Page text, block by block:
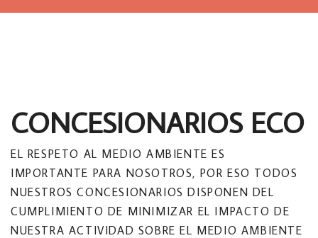
CONCESIONARIOS ECO
EL RESPETO AL MEDIO AMBIENTE ES
IMPORTANTE PARA NOSOTROS, POR ESO TODOS
NUESTROS CONCESIONARIOS DISPONEN DEL
CUMPLIMIENTO DE MINIMIZAR EL IMPACTO DE
NUESTRA ACTIVIDAD SOBRE EL MEDIO AMBIENTE